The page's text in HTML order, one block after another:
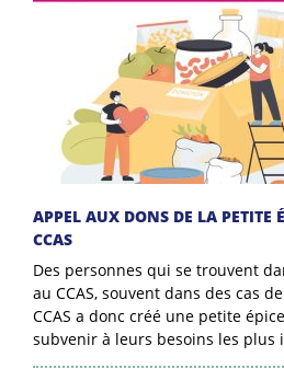
APPEL AUX DONS DE LA PETITE
CCAS
Des personnes qui se trouvent
au CCAS, souvent dans des cas
CCAS a donc créé une petite
subvenir à leurs besoins les plus